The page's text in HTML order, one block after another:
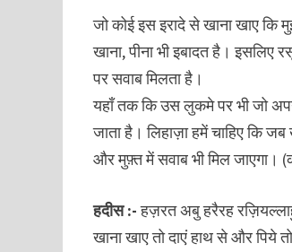
जो कोई इस इरादे से खाना खाए
खाना, पीना भी इबादत है।
पर सवाब मिलता है।
यहाँ तक कि उस लुकमे पर भी जो
जाता है। लिहाज़ा हमें चाहिए कि
और मुफ़्त में सवाब भी मिल जाएगा।
हदीस :-हज़रत अबु हरैरह
खाना खाए तो दाएं हाथ से और पिये